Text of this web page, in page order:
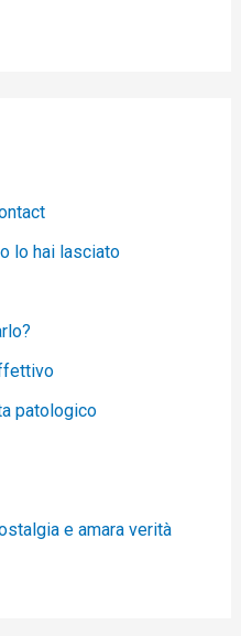
lo hai lasciato
patologico
e amara verità